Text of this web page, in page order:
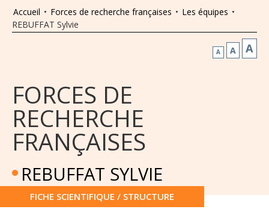
Accueil • Forces de recherche françaises • Les équipes •
REBUFFAT Sylvie
A A A
FORCES DE
RECHERCHE
FRANÇAISES
REBUFFAT SYLVIE
FICHE SCIENTIFIQUE / STRUCTURE